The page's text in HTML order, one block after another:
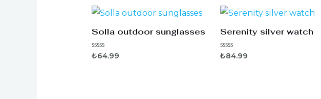
Solla outdoor sunglasses
5
₺64.99
Serenity silver watch
5
₺84.99